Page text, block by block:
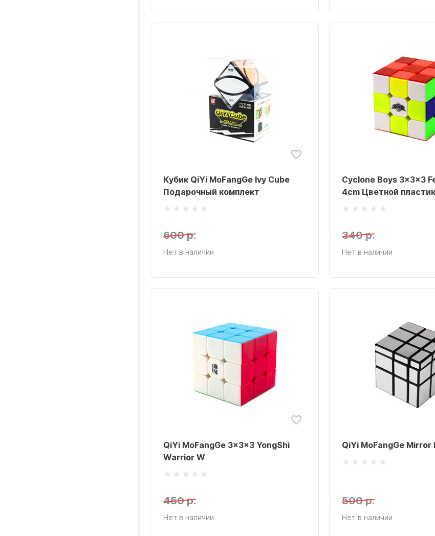
Кубик QiYi MoFangGe Ivy Cube
Подарочный комплект
600 р.
Нет в наличии
Cyclone Boys 3x3x3
4cm Цветной пластик
340 р.
Нет в наличии
QiYi MoFangGe 3x3x3 YongShi
Warrior W
450 р.
Нет в наличии
QiYi MoFangGe Mirror
500 р.
Нет в наличии